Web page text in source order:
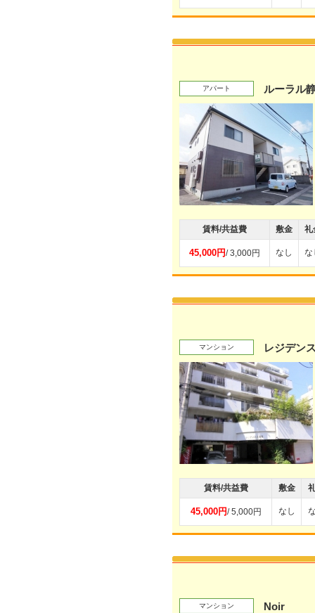
アパート ルーラル
賃料/共益費 敷金 礼
45,000円/ 3,000円 なし な
マンション レジデン
賃料/共益費 敷金
45,000円/ 5,000円 なし
マンション Noir